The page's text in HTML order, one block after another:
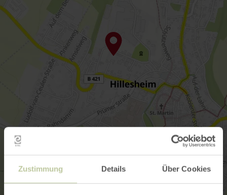
Zustimmung Details Über Cookies